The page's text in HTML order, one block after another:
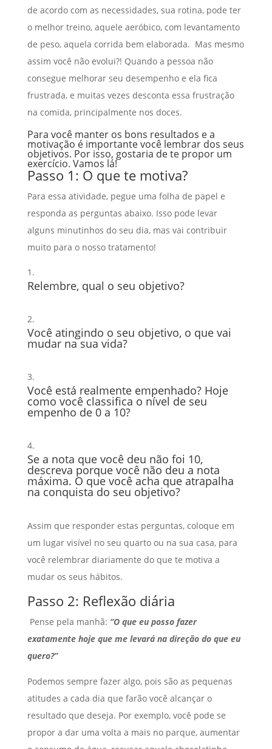
de acordo com as necessidades, sua rotina, pode ter
o melhor treino, aquele aeróbico, com levantamento
de peso, aquela corrida bem elaborada. Mas mesmo
assim você não evolui?! Quando a pessoa não
consegue melhorar seu desempenho e ela fica
frustrada, e muitas vezes desconta essa frustração
na comida, principalmente nos doces.
Para você manter os bons resultados e a
motivação é importante você lembrar dos seus
objetivos. Por isso, gostaria de te propor um
exercício. Vamos lá!
Passo 1: O que te motiva?
Para essa atividade, pegue uma folha de papel e
responda as perguntas abaixo. Isso pode levar
alguns minutinhos do seu dia, mas vai contribuir
muito para o nosso tratamento!
Relembre, qual o seu objetivo?
Você atingindo o seu objetivo, o que vai
mudar na sua vida?
Você está realmente empenhado? Hoje
como você classifica o nível de seu
empenho de 0 a 10?
Se a nota que você deu não foi 10,
descreva porque você não deu a nota
máxima. O que você acha que atrapalha
na conquista do seu objetivo?
Assim que responder estas perguntas, coloque em
um lugar visível no seu quarto ou na sua casa, para
você relembrar diariamente do que te motiva a
mudar os seus hábitos.
Passo 2: Reflexão diária
Pense pela manhã: “O que eu posso fazer
exatamente hoje que me levará na direção do que eu
quero?”
Podemos sempre fazer algo, pois são as pequenas
atitudes a cada dia que farão você alcançar o
resultado que deseja. Por exemplo, você pode se
propor a dar uma volta a mais no parque, aumentar